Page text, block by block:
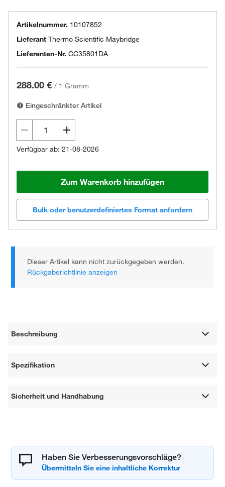
Artikelnummer. 10107852
Lieferant Thermo Scientific Maybridge
Lieferanten-Nr. CC35801DA
288.00 € / 1 Gramm
Eingeschränkter Artikel
Verfügbar ab: 21-08-2026
Zum Warenkorb hinzufügen
Bulk oder benutzerdefiniertes Format anfordern
Dieser Artikel kann nicht zurückgegeben werden.
Rückgaberichtlinie anzeigen
Beschreibung
Spezifikation
Sicherheit und Handhabung
Haben Sie Verbesserungsvorschläge?